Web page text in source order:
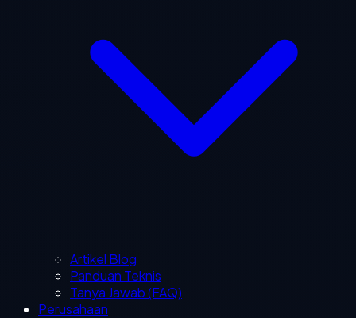
Artikel Blog
Panduan Teknis
Tanya Jawab (FAQ)
Perusahaan